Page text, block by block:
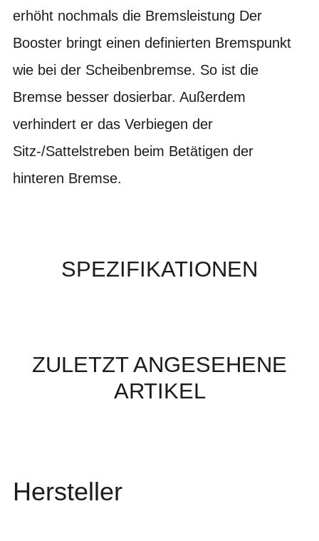
erhöht nochmals die Bremsleistung Der
Booster bringt einen definierten Bremspunkt
wie bei der Scheibenbremse. So ist die
Bremse besser dosierbar. Außerdem
verhindert er das Verbiegen der
Sitz-/Sattelstreben beim Betätigen der
hinteren Bremse.
SPEZIFIKATIONEN
ZULETZT ANGESEHENE
ARTIKEL
Hersteller